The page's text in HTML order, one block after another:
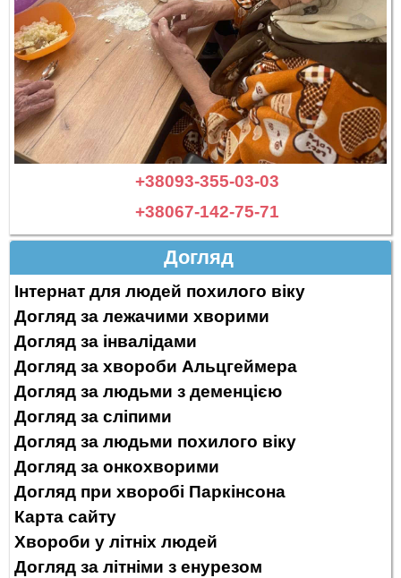
+38093-355-03-03
+38067-142-75-71
Догляд
Інтернат для людей похилого віку
Догляд за лежачими хворими
Догляд за інвалідами
Догляд за хвороби Альцгеймера
Догляд за людьми з деменцією
Догляд за сліпими
Догляд за людьми похилого віку
Догляд за онкохворими
Догляд при хворобі Паркінсона
Карта сайту
Хвороби у літніх людей
Догляд за літніми з енурезом